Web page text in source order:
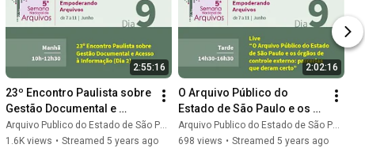
2:55:16
23º Encontro Paulista sobre
Gestão Documental e
Acesso à Informação (Dia
2)
Arquivo Publico do Estado de São Paulo
1.6K views • Streamed 5 years ago
2:02:16
O Arquivo Público do
Estado de São Paulo e os
órgãos de controle externo:
parcerias que deram certo
Arquivo Publico do Estado de São Paulo
698 views • Streamed 5 years ago